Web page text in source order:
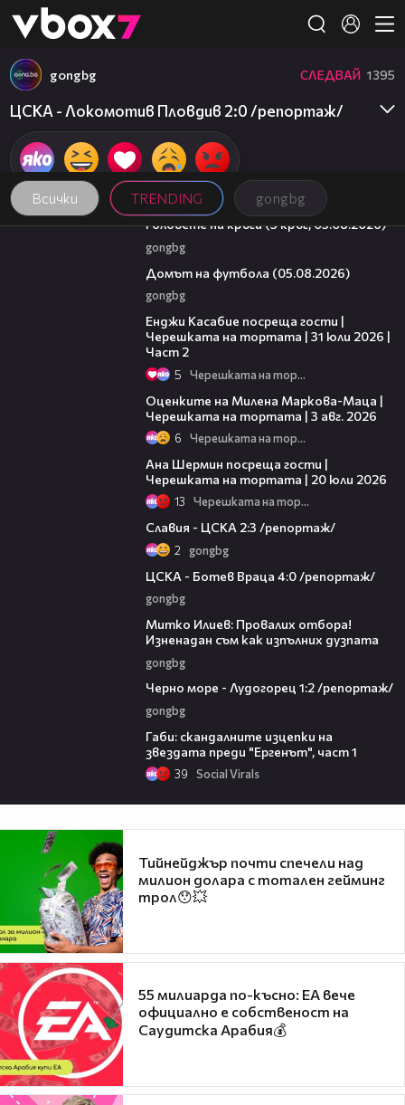
👾
Всички TRENDING gongbg
gongbg СЛЕДВАЙ 1395
ЦСКА - Локомотив Пловдив 2:0 /репортаж/
27:51
Головете на кръга (3 кръг, 05.08.2026)
gongbg
Домът на футбола (05.08.2026)
gongbg
Енджи Касабие посреща гости |
Черешката на тортата | 31 юли 2026 |
Част 2
5 Черешката на тортата
Оценките на Милена Маркова-Маца |
Черешката на тортата | 3 авг. 2026
6 Черешката на тортата
Ана Шермин посреща гости |
Черешката на тортата | 20 юли 2026
13 Черешката на тортата
Славия - ЦСКА 2:3 /репортаж/
2 gongbg
ЦСКА - Ботев Враца 4:0 /репортаж/
gongbg
Митко Илиев: Провалих отбора!
Изненадан съм как изпълних дузпата
gongbg
Черно море - Лудогорец 1:2 /репортаж/
gongbg
Габи: скандалните изцепки на
звездата преди "Ергенът", част 1
39 Social Virals
Тийнейджър почти спечели над
милион долара с тотален гейминг
трол😯💥
55 милиарда по-късно: EA вече
официално е собственост на
Саудитска Арабия💰